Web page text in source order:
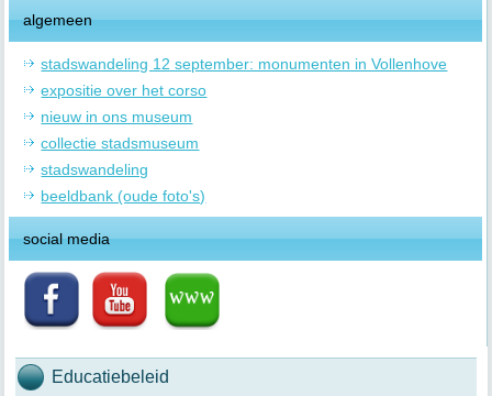
algemeen
stadswandeling 12 september: monumenten in Vollenhove
expositie over het corso
nieuw in ons museum
collectie stadsmuseum
stadswandeling
beeldbank (oude foto's)
social media
Educatiebeleid